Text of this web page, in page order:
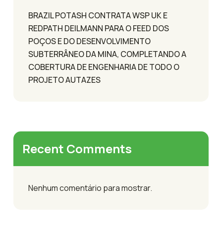
BRAZIL POTASH CONTRATA WSP UK E
REDPATH DEILMANN PARA O FEED DOS
POÇOS E DO DESENVOLVIMENTO
SUBTERRÂNEO DA MINA, COMPLETANDO A
COBERTURA DE ENGENHARIA DE TODO O
PROJETO AUTAZES
Recent Comments
Nenhum comentário para mostrar.